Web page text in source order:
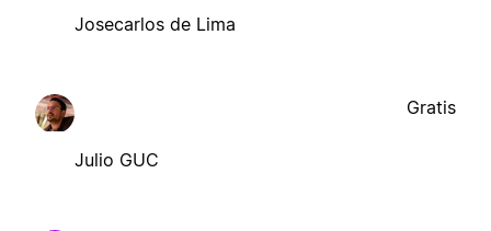
Josecarlos de Lima
Julio GUC
Gratis